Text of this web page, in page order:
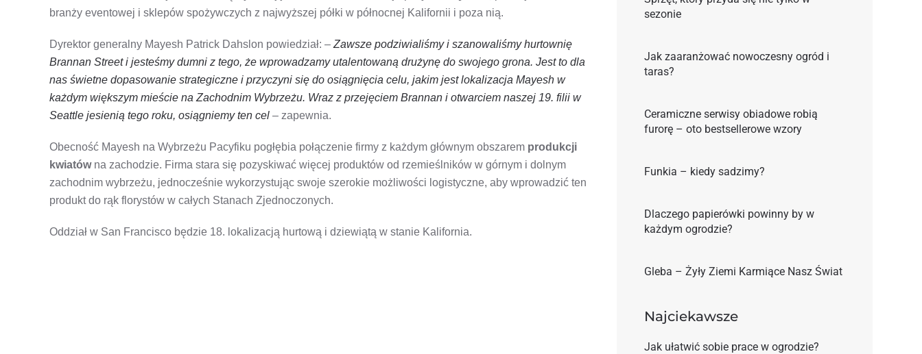
branży eventowej i sklepów spożywczych z najwyższej półki w północnej Kalifornii i poza nią.
Dyrektor generalny Mayesh Patrick Dahslon powiedział: – Zawsze podziwialiśmy i szanowaliśmy hurtownię
Brannan Street i jesteśmy dumni z tego, że wprowadzamy utalentowaną drużynę do swojego grona. Jest to dla
nas świetne dopasowanie strategiczne i przyczyni się do osiągnięcia celu, jakim jest lokalizacja Mayesh w
każdym większym mieście na Zachodnim Wybrzeżu. Wraz z przejęciem Brannan i otwarciem naszej 19. filii w
Seattle jesienią tego roku, osiągniemy ten cel – zapewnia.
Obecność Mayesh na Wybrzeżu Pacyfiku pogłębia połączenie firmy z każdym głównym obszarem produkcji
kwiatówna zachodzie. Firma stara się pozyskiwać więcej produktów od rzemieślników w górnym i dolnym
zachodnim wybrzeżu, jednocześnie wykorzystując swoje szerokie możliwości logistyczne, aby wprowadzić ten
produkt do rąk florystów w całych Stanach Zjednoczonych.
Oddział w San Francisco będzie 18. lokalizacją hurtową i dziewiątą w stanie Kalifornia.
sezonie
Jak zaaranżować nowoczesny ogród i
taras?
Ceramiczne serwisy obiadowe robią
furorę – oto bestsellerowe wzory
Funkia – kiedy sadzimy?
Dlaczego papierówki powinny by w
każdym ogrodzie?
Gleba – Żyły Ziemi Karmiące Nasz Świat
Najciekawsze
Jak ułatwić sobie prace w ogrodzie?